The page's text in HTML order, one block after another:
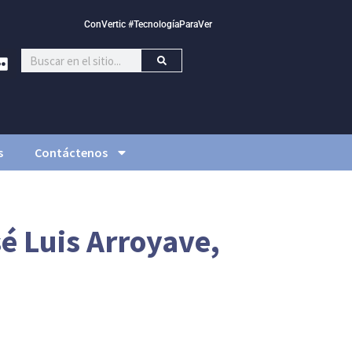
ConVertic #TecnologíaParaVer
Contáctenos
Luis Arroyave,